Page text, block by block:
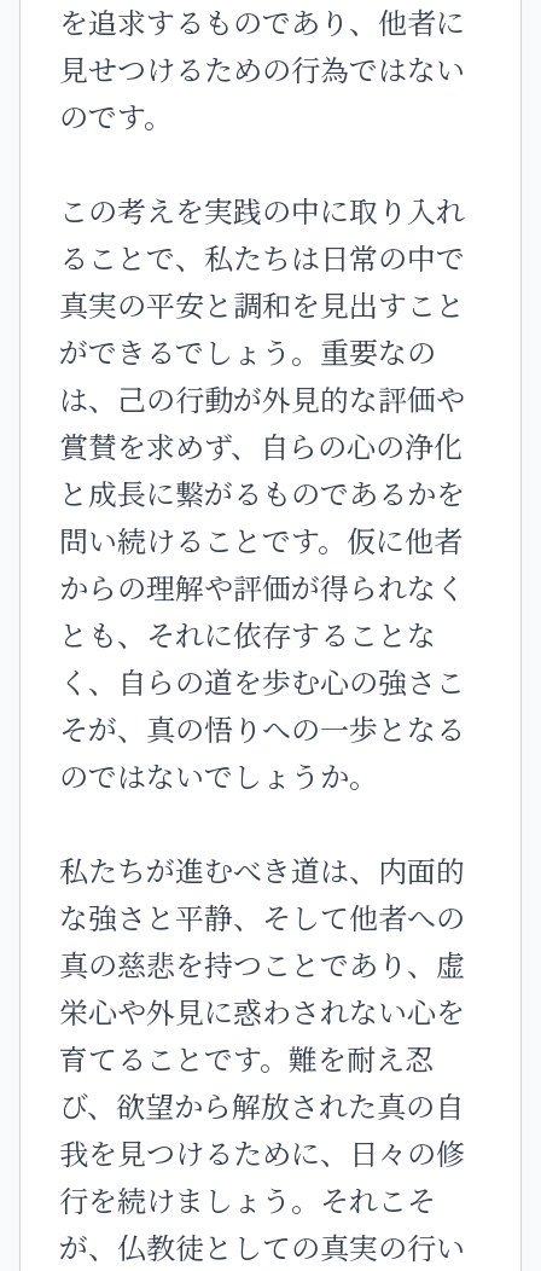
を追求するものであり、他者に
見せつけるための行為ではない
のです。
この考えを実践の中に取り入れ
ることで、私たちは日常の中で
真実の平安と調和を見出すこと
ができるでしょう。重要なの
は、己の行動が外見的な評価や
賞賛を求めず、自らの心の浄化
と成長に繋がるものであるかを
問い続けることです。仮に他者
からの理解や評価が得られなく
とも、それに依存することな
く、自らの道を歩む心の強さこ
そが、真の悟りへの一歩となる
のではないでしょうか。
私たちが進むべき道は、内面的
な強さと平静、そして他者への
真の慈悲を持つことであり、虚
栄心や外見に惑わされない心を
育てることです。難を耐え忍
び、欲望から解放された真の自
我を見つけるために、日々の修
行を続けましょう。それこそ
が、仏教徒としての真実の行い